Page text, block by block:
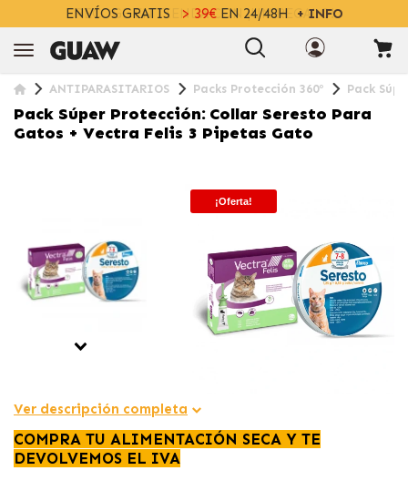
ENVÍOS GRATIS > 39€EN 24/48H + INFO
ANTIPARASITARIOS Packs Protección 360º Pack
Pack Súper Protección: Collar Seresto Para
Gatos + Vectra Felis 3 Pipetas Gato
¡Oferta!
Ver descripción completa
COMPRA TU ALIMENTACIÓN SECA Y TE
DEVOLVEMOS EL IVA